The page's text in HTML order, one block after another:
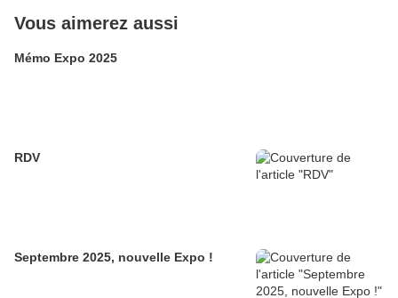
Vous aimerez aussi
Mémo Expo 2025
RDV
Septembre 2025, nouvelle Expo !